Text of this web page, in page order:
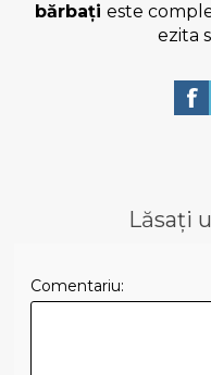
bărbați este
ezita
Lăsați
Comentariu: